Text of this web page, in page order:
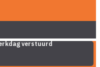
verstuurd